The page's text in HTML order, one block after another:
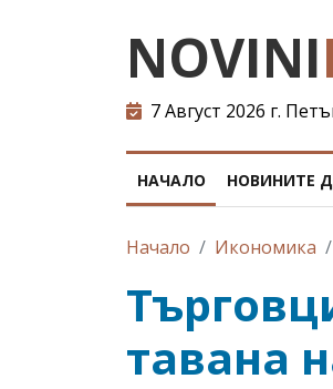
NOVINI
7 Август 2026 г.
НАЧАЛО НОВИНИТЕ
Начало Икономика
тавана